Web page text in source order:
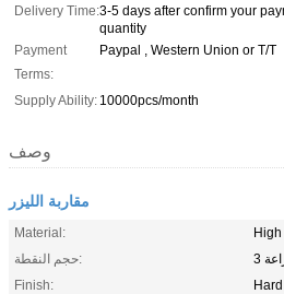
Delivery Time:3-5 days after confirm your
quantity
Payment
Terms:
Paypal , Western Union or T/T
Supply Ability: 10000pcs/month
وصف
مقاربة الليزر
Material:
حجم النقطة:
Finish: